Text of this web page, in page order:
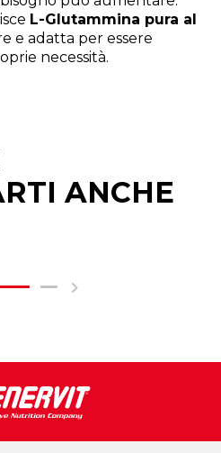
L-Glutammina pura al
e adatta per essere
necessità.
ANCHE